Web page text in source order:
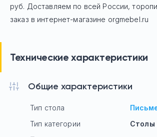
руб. Доставляем по всей России,
заказ в интернет-магазине orgmebel.ru
Технические характеристики
Общие характеристики
Тип стола
Тип категории